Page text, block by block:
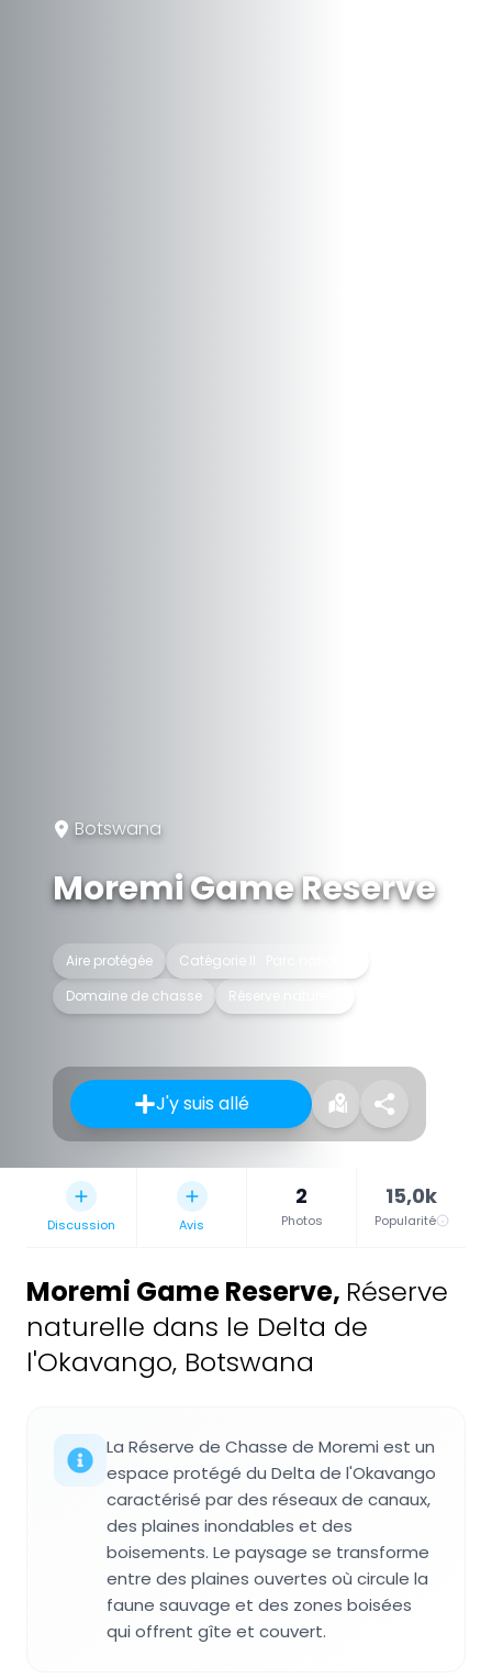
Botswana
Moremi Game Reserve
Aire protégée
Catégorie II : Parc national
Domaine de chasse
Réserve naturelle
J'y suis allé
Discussion Avis
2
Photos
15,0k
Popularité
Moremi Game Reserve, Réserve
naturelle dans le Delta de
l'Okavango, Botswana
La Réserve de Chasse de Moremi est un
espace protégé du Delta de l'Okavango
caractérisé par des réseaux de canaux,
des plaines inondables et des
boisements. Le paysage se transforme
entre des plaines ouvertes où circule la
faune sauvage et des zones boisées
qui offrent gîte et couvert.